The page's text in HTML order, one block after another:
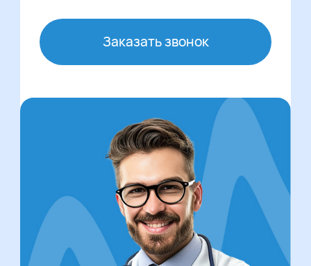
Заказать звонок